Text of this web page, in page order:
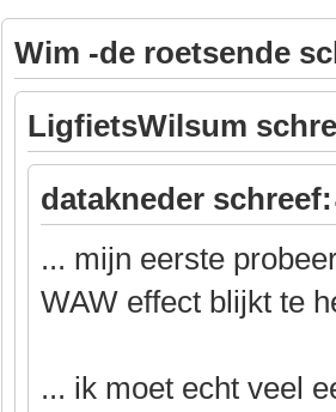
Wim -de roetsende
LigfietsWilsum
datakneder schreef:
... mijn eerste
WAW effect blijkt te
... ik moet echt veel